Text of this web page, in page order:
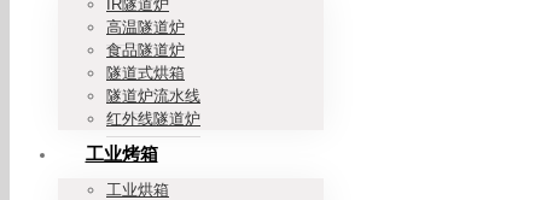
IR隧道炉
高温隧道炉
食品隧道炉
隧道式烘箱
隧道炉流水线
红外线隧道炉
工业烤箱
工业烘箱